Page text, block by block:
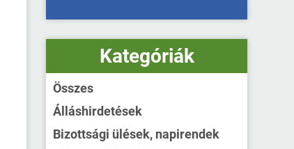
Kategóriák
Összes
Álláshirdetések
Bizottsági ülések, napirendek